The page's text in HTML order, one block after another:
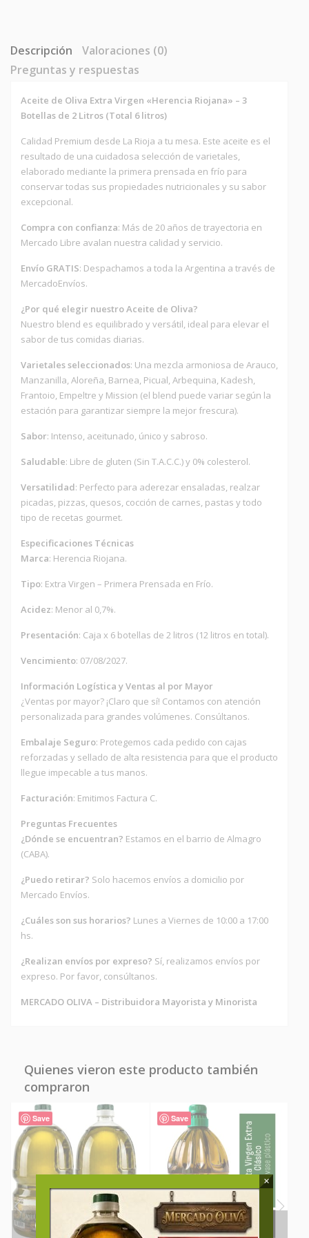
Descripción
Valoraciones (0)
Preguntas y respuestas
Aceite de Oliva Extra Virgen «Herencia Riojana» – 3
Botellas de 2 Litros (Total 6 litros)
Calidad Premium desde La Rioja a tu mesa. Este aceite es el
resultado de una cuidadosa selección de varietales,
elaborado mediante la primera prensada en frío para
conservar todas sus propiedades nutricionales y su sabor
excepcional.
Compra con confianza: Más de 20 años de trayectoria en
Mercado Libre avalan nuestra calidad y servicio.
Envío GRATIS: Despachamos a toda la Argentina a través de
MercadoEnvíos.
¿Por qué elegir nuestro Aceite de Oliva?
Nuestro blend es equilibrado y versátil, ideal para elevar el
sabor de tus comidas diarias.
Varietales seleccionados: Una mezcla armoniosa de Arauco,
Manzanilla, Aloreña, Barnea, Picual, Arbequina, Kadesh,
Frantoio, Empeltre y Mission (el blend puede variar según la
estación para garantizar siempre la mejor frescura).
Sabor: Intenso, aceitunado, único y sabroso.
Saludable: Libre de gluten (Sin T.A.C.C.) y 0% colesterol.
Versatilidad: Perfecto para aderezar ensaladas, realzar
picadas, pizzas, quesos, cocción de carnes, pastas y todo
tipo de recetas gourmet.
Especificaciones Técnicas
Marca: Herencia Riojana.
Tipo: Extra Virgen – Primera Prensada en Frío.
Acidez: Menor al 0,7%.
Presentación: Caja x 6 botellas de 2 litros (12 litros en total).
Vencimiento: 07/08/2027.
Información Logística y Ventas al por Mayor
¿Ventas por mayor? ¡Claro que sí! Contamos con atención
personalizada para grandes volúmenes. Consúltanos.
Embalaje Seguro: Protegemos cada pedido con cajas
reforzadas y sellado de alta resistencia para que el producto
llegue impecable a tus manos.
Facturación: Emitimos Factura C.
Preguntas Frecuentes
¿Dónde se encuentran? Estamos en el barrio de Almagro
(CABA).
¿Puedo retirar? Solo hacemos envíos a domicilio por
Mercado Envíos.
¿Cuáles son sus horarios? Lunes a Viernes de 10:00 a 17:00
hs.
¿Realizan envíos por expreso? Sí, realizamos envíos por
expreso. Por favor, consúltanos.
MERCADO OLIVA – Distribuidora Mayorista y Minorista
Quienes vieron este producto también
compraron
Save
Comprar Ahora!
Save
Comprar Ahora!
×